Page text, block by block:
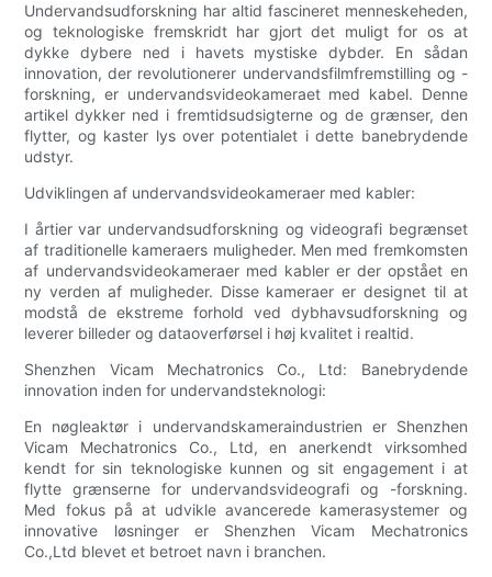
Undervandsudforskning har altid fascineret menneskeheden,
og teknologiske fremskridt har gjort det muligt for os at
dykke dybere ned i havets mystiske dybder. En sådan
innovation, der revolutionerer undervandsfilmfremstilling og -
forskning, er undervandsvideokameraet med kabel. Denne
artikel dykker ned i fremtidsudsigterne og de grænser, den
flytter, og kaster lys over potentialet i dette banebrydende
udstyr.
Udviklingen af undervandsvideokameraer med kabler:
I årtier var undervandsudforskning og videografi begrænset
af traditionelle kameraers muligheder. Men med fremkomsten
af undervandsvideokameraer med kabler er der opstået en
ny verden af muligheder. Disse kameraer er designet til at
modstå de ekstreme forhold ved dybhavsudforskning og
leverer billeder og dataoverførsel i høj kvalitet i realtid.
Shenzhen Vicam Mechatronics Co., Ltd: Banebrydende
innovation inden for undervandsteknologi:
En nøgleaktør i undervandskameraindustrien er Shenzhen
Vicam Mechatronics Co., Ltd, en anerkendt virksomhed
kendt for sin teknologiske kunnen og sit engagement i at
flytte grænserne for undervandsvideografi og -forskning.
Med fokus på at udvikle avancerede kamerasystemer og
innovative løsninger er Shenzhen Vicam Mechatronics
Co.,Ltd blevet et betroet navn i branchen.